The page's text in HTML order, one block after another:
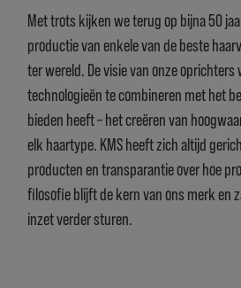
Met trots kijken we terug op bijna 50
productie van enkele van de beste
ter wereld. De visie van onze
technologieën te combineren met het
bieden heeft – het creëren van
elk haartype. KMS heeft zich altijd
producten en transparantie over hoe
filosofie blijft de kern van ons merk en
inzet verder sturen.